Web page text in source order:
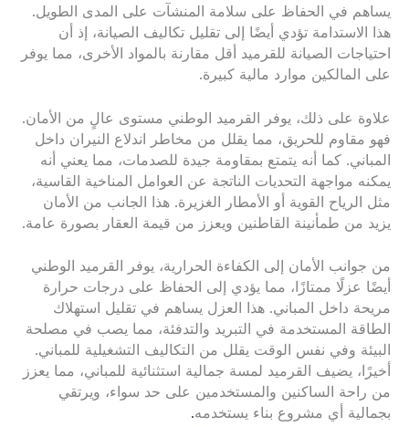
يساهم في الحفاظ على سلامة المنشآت على المدى الطويل.
هذا الاستدامة تؤدي أيضًا إلى تقليل تكاليف الصيانة، إذ أن
احتياجات الصيانة للقرميد أقل مقارنة بالمواد الأخرى، مما يوفر
على المالكين موارد مالية كبيرة.
علاوة على ذلك، يوفر القرميد الوطني مستوى عالٍ من الأمان.
فهو مقاوم للحريق، مما يقلل من مخاطر اندلاع النيران داخل
المباني. كما أنه يتمتع بمقاومة جيدة للصدمات، مما يعني أنه
يمكنه مواجهة التحديات الناتجة عن العوامل المناخية القاسية،
مثل الرياح القوية أو الأمطار الغزيرة. هذا الجانب من الأمان
يزيد من طمأنينة القاطنين ويعزز من قيمة العقار بصورة عامة.
من جوانب الأمان إلى الكفاءة الحرارية، يوفر القرميد الوطني
أيضًا عزلًا ممتازًا، مما يؤدي إلى الحفاظ على درجات حرارة
مريحة داخل المباني. هذا العزل يساهم في تقليل استهلاك
الطاقة المستخدمة في التبريد والتدفئة، مما يصب في مصلحة
البيئة وفي نفس الوقت يقلل من التكاليف التشغيلية للمباني.
أخيرًا، يضيف القرميد لمسة جمالية استثنائية للمباني، مما يعزز
من راحة الساكنين والمستخدمين على حد سواء، ويرتقي
بجمالية أي مشروع بناء يستخدمه.